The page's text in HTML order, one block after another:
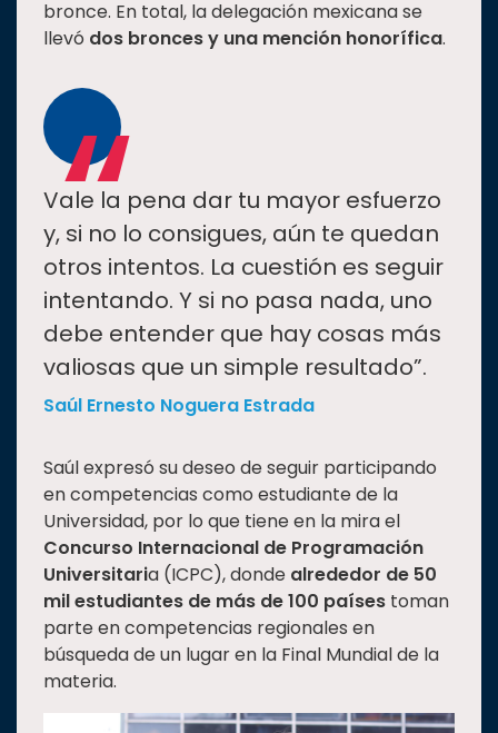
bronce. En total, la delegación mexicana se
llevó dos bronces y una mención honorífica.
“
Vale la pena dar tu mayor esfuerzo
y, si no lo consigues, aún te quedan
otros intentos. La cuestión es seguir
intentando. Y si no pasa nada, uno
debe entender que hay cosas más
valiosas que un simple resultado”.
Saúl Ernesto Noguera Estrada
Saúl expresó su deseo de seguir participando
en competencias como estudiante de la
Universidad, por lo que tiene en la mira el
Concurso Internacional de Programación
Universitaria (ICPC), donde alrededor de 50
mil estudiantes de más de 100 países toman
parte en competencias regionales en
búsqueda de un lugar en la Final Mundial de la
materia.